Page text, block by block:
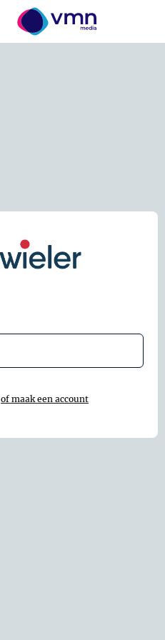
of maak een account